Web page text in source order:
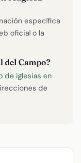
específica
oficial o la
del Campo?
iglesias en
de